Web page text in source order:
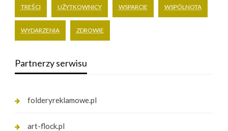
TREŚCI UŻYTKOWNICY WSPARCIE WSPÓLNOTA
WYDARZENIA ZDROWIE
Partnerzy serwisu
folderyreklamowe.pl
art-flock.pl